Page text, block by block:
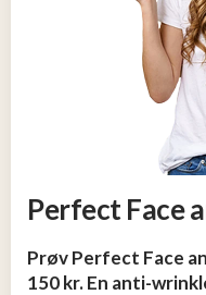
Perfect Face
Prøv Perfect Face
150 kr. En anti-
Underholdning
Undertøj
og
2